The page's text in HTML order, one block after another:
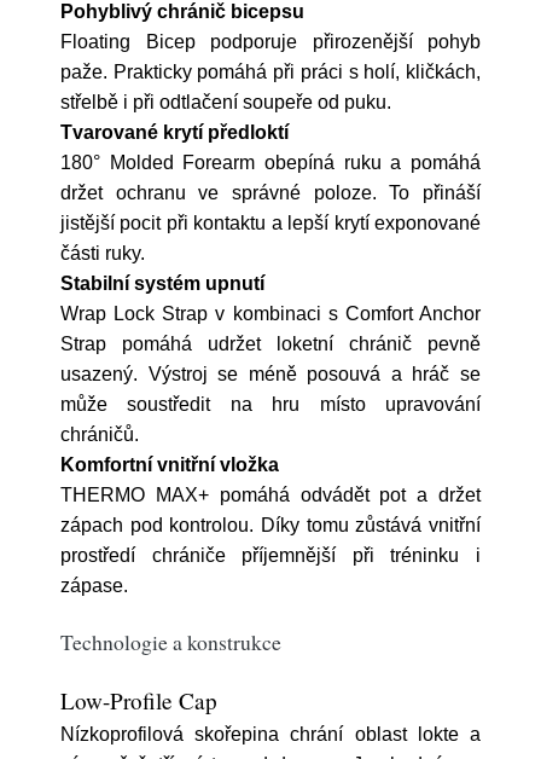
Pohyblivý chránič bicepsu
Floating Bicep podporuje přirozenější pohyb
paže. Prakticky pomáhá při práci s holí, kličkách,
střelbě i při odtlačení soupeře od puku.
Tvarované krytí předloktí
180° Molded Forearm obepíná ruku a pomáhá
držet ochranu ve správné poloze. To přináší
jistější pocit při kontaktu a lepší krytí exponované
části ruky.
Stabilní systém upnutí
Wrap Lock Strap v kombinaci s Comfort Anchor
Strap pomáhá udržet loketní chránič pevně
usazený. Výstroj se méně posouvá a hráč se
může soustředit na hru místo upravování
chráničů.
Komfortní vnitřní vložka
THERMO MAX+ pomáhá odvádět pot a držet
zápach pod kontrolou. Díky tomu zůstává vnitřní
prostředí chrániče příjemnější při tréninku i
zápase.
Technologie a konstrukce
Low-Profile Cap
Nízkoprofilová skořepina chrání oblast lokte a